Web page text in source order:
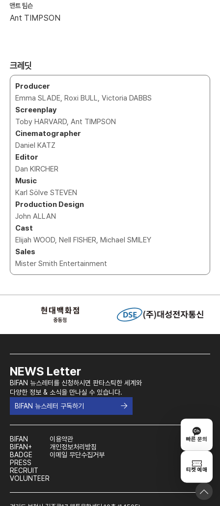
빠른 문의
티켓 예매
앤트 팀슨
Ant TIMPSON
크레딧
Producer
Emma SLADE, Roxi BULL, Victoria DABBS
Screenplay
Toby HARVARD, Ant TIMPSON
Cinematographer
Daniel KATZ
Editor
Dan KIRCHER
Music
Karl Sölve STEVEN
Production Design
John ALLAN
Cast
Elijah WOOD, Nell FISHER, Michael SMILEY
Sales
Mister Smith Entertainment
NEWS Letter
BIFAN 뉴스레터를 신청하시면 판타스틱한 세계와
다양한 정보 & 소식을 만나실 수 있습니다.
BIFAN 뉴스레터 구독하기
BIFAN
BIFAN+
BADGE
PRESS
RECRUIT
VOLUNTEER
이용약관
개인정보처리방침
이메일 무단수집거부